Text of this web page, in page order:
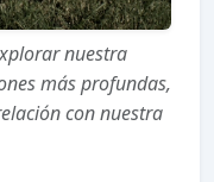
nuestra
más profundas,
con nuestra